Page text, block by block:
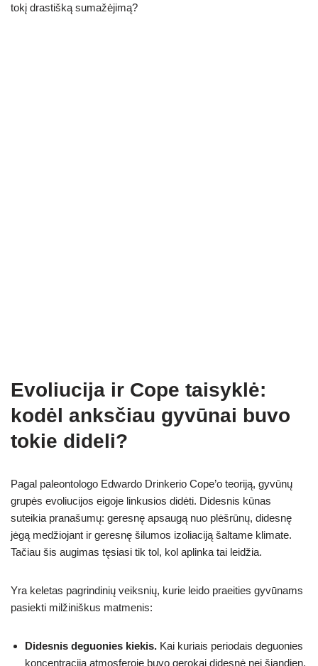
tokį drastišką sumažėjimą?
Evoliucija ir Cope taisyklė:
kodėl anksčiau gyvūnai buvo
tokie dideli?
Pagal paleontologo Edwardo Drinkerio Cope’o teoriją, gyvūnų
grupės evoliucijos eigoje linkusios didėti. Didesnis kūnas
suteikia pranašumų: geresnę apsaugą nuo plėšrūnų, didesnę
jėgą medžiojant ir geresnę šilumos izoliaciją šaltame klimate.
Tačiau šis augimas tęsiasi tik tol, kol aplinka tai leidžia.
Yra keletas pagrindinių veiksnių, kurie leido praeities gyvūnams
pasiekti milžiniškus matmenis:
Didesnis deguonies kiekis. Kai kuriais periodais deguonies
koncentracija atmosferoje buvo gerokai didesnė nei šiandien.